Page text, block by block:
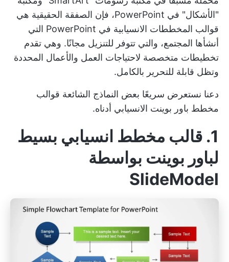
"الأشكال" في PowerPoint، فإن الصفقة الحقيقية هي
قوالب المخططات الانسيابية في PowerPoint التي
أنشأها المجتمع، والتي تتوفر للتنزيل مجانًا. وهي تقدم
تخطيطات متخصصة لاحتياجات العمل والأعمال المحددة
وتظل قابلة للتحرير بالكامل.
دعنا نستعرض سريعًا بعض النماذج الشائعة قوالب
مخطط باور بوينت الانسيابي أدناه.
1. قالب مخطط انسيابي بسيط
لباور بوينت بواسطة
SlideModel